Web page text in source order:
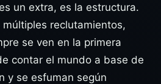
un extra, es la estructura.
reclutamientos,
se ven en la primera
contar el mundo a base de
y se esfuman según